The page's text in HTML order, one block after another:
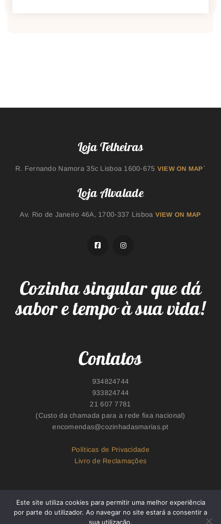
Loja Telheiras
R. Fernando Namora 35c Lisboa 1600-675 VIEW ON MAP´
Loja Alvalade
Av. Rio de Janeiro 46A, 1700-337 Lisboa VIEW ON MAP
Cozinha singular que dá
sabor e tempo à sua vida!
Contatos
934824744​
933824744
21 607 7781
(Custo da chamada para a rede fixa nacional)
encomendas@cozinhadasmarias.pt
Políticas de Privacidade
Livro de Reclamações
Este site utiliza cookies para permitir uma melhor experiência
por parte do utilizador. Ao navegar no site estará a consentir a
sua utilização.